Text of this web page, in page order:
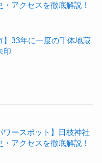
アクセスを徹底解説！
】33年に一度の千体地蔵
印
ワースポット】日枝神社
アクセスを徹底解説！